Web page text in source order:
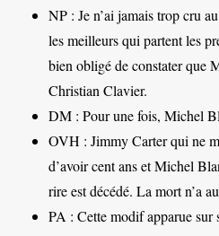
NP : Je n’ai jamais trop cru
les meilleurs qui partent les
bien obligé de constater que
Christian Clavier.
DM : Pour une fois, Michel
OVH : Jimmy Carter qui ne
d’avoir cent ans et Michel
rire est décédé. La mort n’a
PA : Cette modif apparue